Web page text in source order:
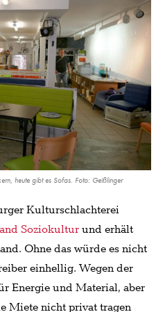
heute gibt es Sofas. Foto: Geißlinger
Kulturschlachterei
Soziokulturund erhält
Ohne das würde es nicht
einhellig. Wegen der
Energie und Material, aber
Miete nicht privat tragen